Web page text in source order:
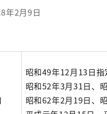
年2月9日
昭和49年12月13日指
昭和52年3月31日、
昭和62年2月19日、